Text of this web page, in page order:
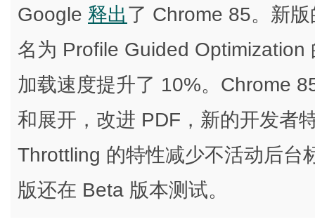
Google 释出了 Chrome 85。新
名为 Profile Guided
加载速度提升了 10%。Chrome
和展开，改进 PDF，新的开发者
Throttling 的特性减少不活动后台
版还在 Beta 版本测试。